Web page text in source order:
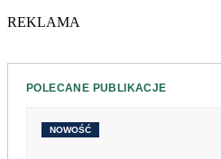
REKLAMA
POLECANE PUBLIKACJE
NOWOŚĆ